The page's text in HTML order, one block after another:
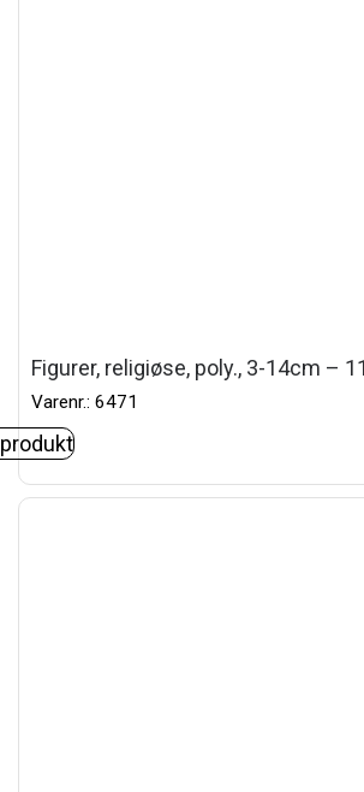
Figurer, religiøse, poly., 3-14cm –
Varenr.: 6471